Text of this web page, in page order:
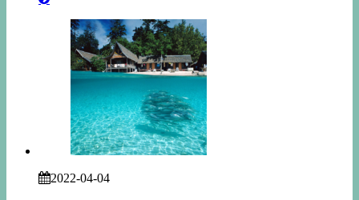
2022-04-04